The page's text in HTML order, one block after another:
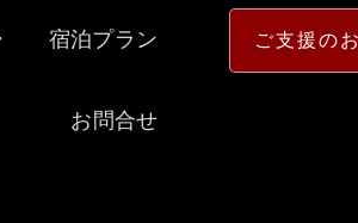
宿泊プラン
お問合せ
ご支援の